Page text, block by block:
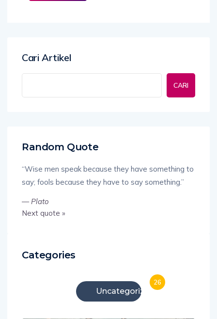
Cari Artikel
CARI
Random Quote
“Wise men speak because they have something to
say; fools because they have to say something.”
—Plato
Next quote »
Categories
Uncategorized
26